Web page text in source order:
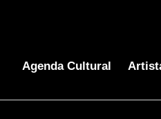
Agenda Cultural